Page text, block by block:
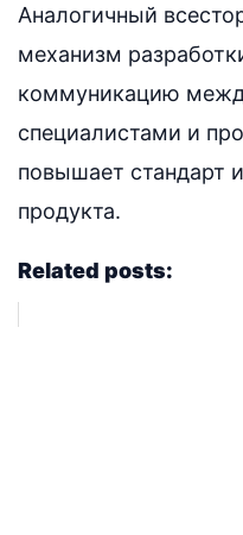
Аналогичный
механизм
коммуникацию
специалистами и
повышает стандарт
продукта.
Related posts: